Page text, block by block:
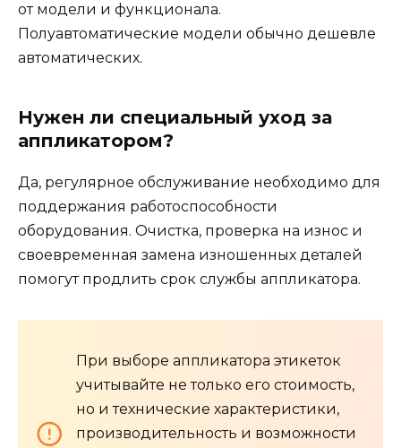
от модели и функционала.
Полуавтоматические модели обычно дешевле
автоматических.
Нужен ли специальный уход за
аппликатором?
Да, регулярное обслуживание необходимо для
поддержания работоспособности
оборудования. Очистка, проверка на износ и
своевременная замена изношенных деталей
помогут продлить срок службы аппликатора.
При выборе аппликатора этикеток
учитывайте не только его стоимость,
но и технические характеристики,
производительность и возможности